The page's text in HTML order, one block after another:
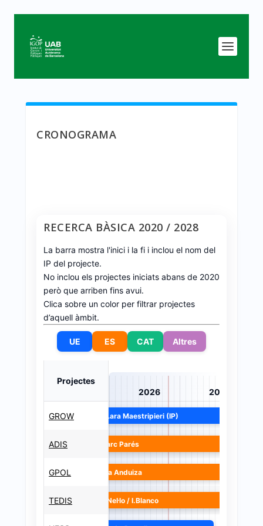
CRONOGRAMA
RECERCA BÀSICA 2020 / 2028
La barra mostra l'inici i la fi i inclou el nom del
IP del projecte.
No inclou els projectes iniciats abans de 2020
però que arriben fins avui.
Clica sobre un color per filtrar projectes
d’aquell àmbit.
UE ES CAT Altres
Projectes
GROW
ADIS
GPOL
TEDIS
2026 2027
Lara Maestripieri (IP)
Marc Parés
Eva Anduiza
O.Nel·lo / I.Blanco